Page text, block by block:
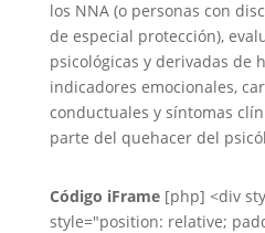
los NNA (o personas con
de especial protección),
psicológicas y derivadas de
indicadores emocionales,
conductuales y síntomas
parte del quehacer del
Código iFrame[php] <div
style="position: relative;